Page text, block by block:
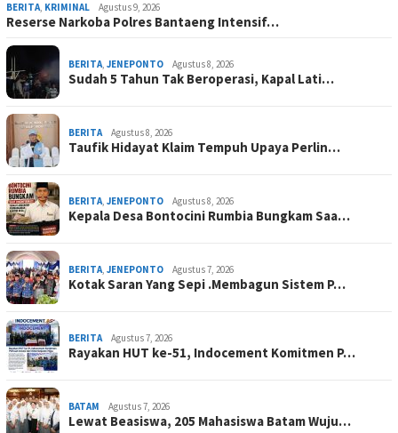
BERITA, KRIMINAL Agustus 9, 2026
Reserse Narkoba Polres Bantaeng Intensif…
BERITA, JENEPONTO Agustus 8, 2026
Sudah 5 Tahun Tak Beroperasi, Kapal Lati…
BERITA Agustus 8, 2026
Taufik Hidayat Klaim Tempuh Upaya Perlin…
BERITA, JENEPONTO Agustus 8, 2026
Kepala Desa Bontocini Rumbia Bungkam Saa…
BERITA, JENEPONTO Agustus 7, 2026
Kotak Saran Yang Sepi .Membagun Sistem P…
BERITA Agustus 7, 2026
Rayakan HUT ke-51, Indocement Komitmen P…
BATAM Agustus 7, 2026
Lewat Beasiswa, 205 Mahasiswa Batam Wuju…